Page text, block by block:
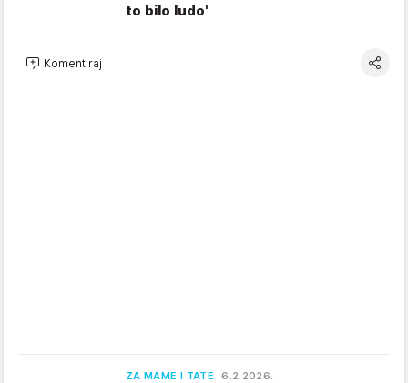
to bilo ludo'
Komentiraj
ZA MAME I TATE 6.2.2026.